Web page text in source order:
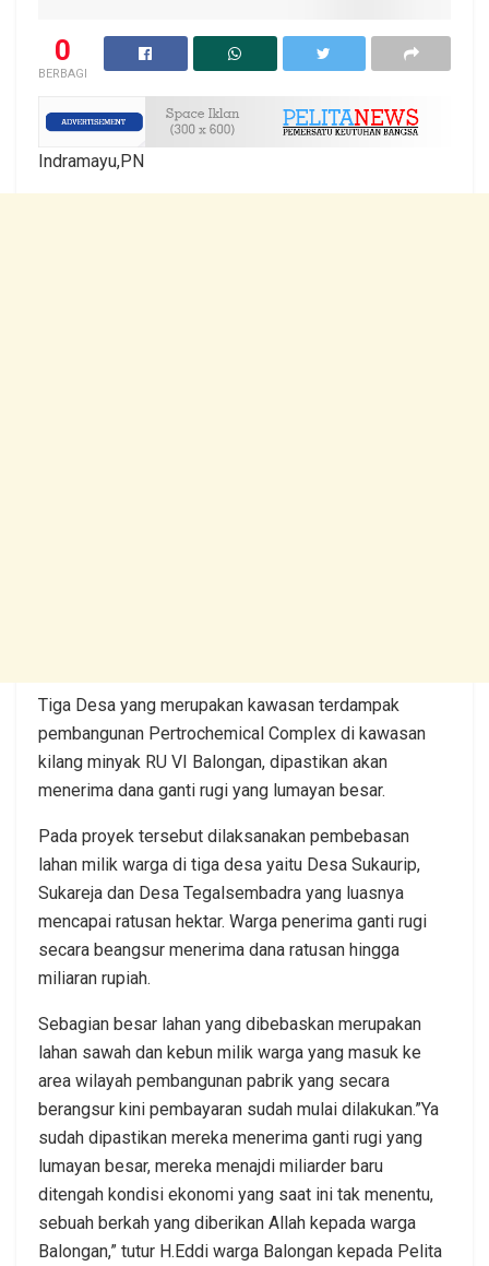
0
BERBAGI
Indramayu,PN
Tiga Desa yang merupakan kawasan terdampak
pembangunan Pertrochemical Complex di kawasan
kilang minyak RU VI Balongan, dipastikan akan
menerima dana ganti rugi yang lumayan besar.
Pada proyek tersebut dilaksanakan pembebasan
lahan milik warga di tiga desa yaitu Desa Sukaurip,
Sukareja dan Desa Tegalsembadra yang luasnya
mencapai ratusan hektar. Warga penerima ganti rugi
secara beangsur menerima dana ratusan hingga
miliaran rupiah.
Sebagian besar lahan yang dibebaskan merupakan
lahan sawah dan kebun milik warga yang masuk ke
area wilayah pembangunan pabrik yang secara
berangsur kini pembayaran sudah mulai dilakukan.”Ya
sudah dipastikan mereka menerima ganti rugi yang
lumayan besar, mereka menajdi miliarder baru
ditengah kondisi ekonomi yang saat ini tak menentu,
sebuah berkah yang diberikan Allah kepada warga
Balongan,” tutur H.Eddi warga Balongan kepada Pelita